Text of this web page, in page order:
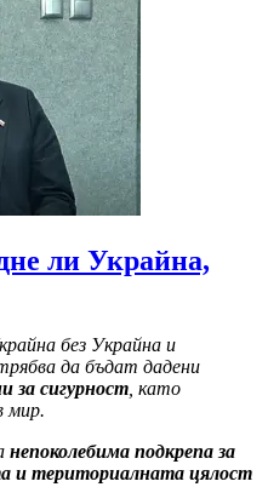
ли Украйна,
без Украйна и
да бъдат дадени
за сигурност , като
мир.
непоколебима подкрепа за
и териториалната цялост